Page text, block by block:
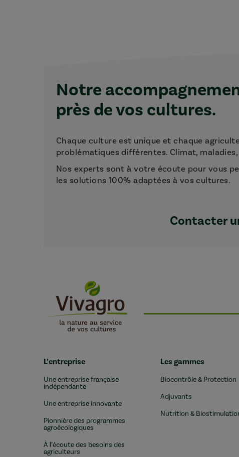
Notre
près de vos cultures.
Chaque culture est unique et chaque
problématiques différentes. Climat,
Nos experts sont à votre écoute pour vous
les solutions 100% adaptées à vos cultures.
Contacter
L’entreprise
Une entreprise française
indépendante
Une entreprise innovante
Pionnière des programmes
agroécologiques
À l’écoute des besoins des
agriculteurs
Les gammes
Biocontrôle & Protection
Adjuvants
Nutrition &